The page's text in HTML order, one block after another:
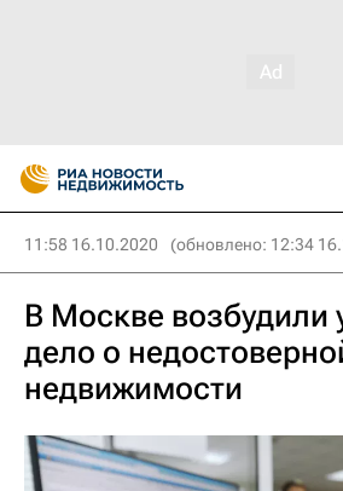
11:58 16.10.2020 (обновлено: 12:34
В Москве возбудили
дело о
недвижимости